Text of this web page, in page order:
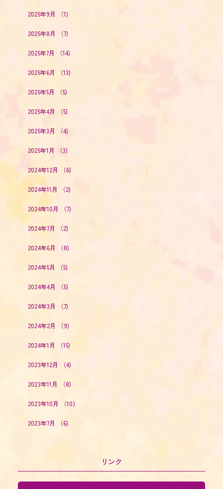
2025年9月 （1)
2025年8月 （7)
2025年7月 （14)
2025年6月 （13)
2025年5月 （5)
2025年4月 （5)
2025年3月 （4)
2025年1月 （3)
2024年12月 （6)
2024年11月 （2)
2024年10月 （7)
2024年7月 （2)
2024年6月 （8)
2024年5月 （5)
2024年4月 （5)
2024年3月 （7)
2024年2月 （9)
2024年1月 （15)
2023年12月 （4)
2023年11月 （8)
2023年10月 （10)
2023年7月 （6)
リンク